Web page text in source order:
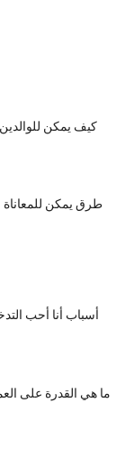
كيف يمكن
طرق يمكن
7 أسباب أنا أحب التدخين و 50 أسباب
ما هي القدرة على